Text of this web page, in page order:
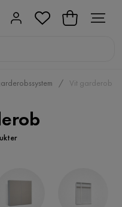
Vit garderob